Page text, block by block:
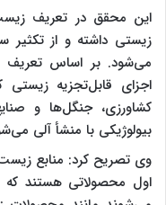
این محقق در تعریف
زیستی داﺷﺘﻪ و از ﺗﻜﺜﻴﺮ
می‌شود. بر اساس ﺗﻌﺮﻳﻒ
اﺟﺰای قابل‌تجزیه
کشاورزی، جنگل‌ها و
ﺑﻴﻮﻟﻮژیکی ﺑﺎ منشأ آلی
وی تصریح کرد: منابع
اول محصولاتی هستند که